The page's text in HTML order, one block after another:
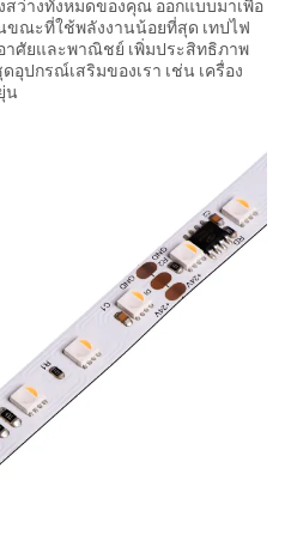
ว่างทั้งหมดของคุณ ออกแบบมาเพื่อ
ขณะที่ใช้พลังงานน้อยที่สุด เทปไฟ
าศัยและพาณิชย์ เพิ่มประสิทธิภาพ
ปกรณ์เสริมของเรา เช่น เครื่อง
น